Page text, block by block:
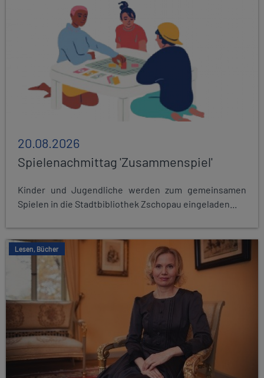
20.08.2026
Spielenachmittag 'Zusammenspiel'
Kinder und Jugendliche werden zum gemeinsamen
Spielen in die Stadtbibliothek Zschopau eingeladen...
Lesen, Bücher